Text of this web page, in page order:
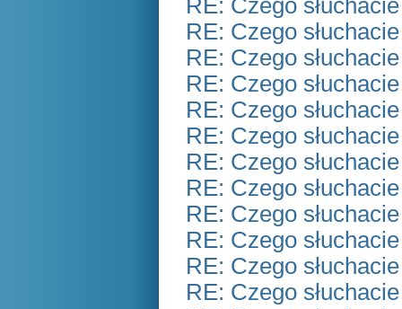
RE: Czego
RE: Czego
RE: Czego
RE: Czego
RE: Czego
RE: Czego
RE: Czego
RE: Czego
RE: Czego
RE: Czego
RE: Czego
RE: Czego